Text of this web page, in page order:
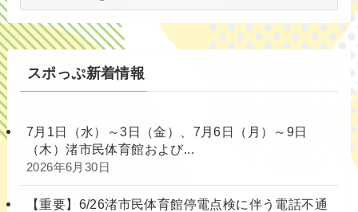
別
スポっぷ新着情報
7月1日（水）～3日（金）、7月6日（月）～9日
（木）渚市民体育館および...
2026年6月30日
【重要】6/26渚市民体育館停電点検に伴う電話不通